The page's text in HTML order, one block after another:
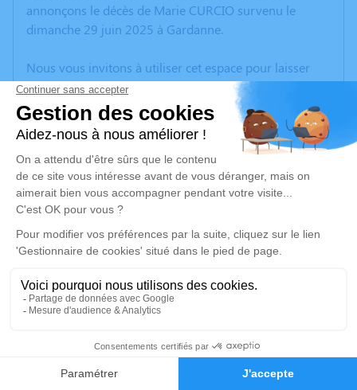
Faire-part Hommages
annonçons le décès de Marie CURCIO survenu le
dimanche 29 juin 2025 à Gardanne.
Nous vous invitons à utiliser cet espace pour laisser
vos condoléances, partager des photos souvenirs, une
anecdote ou exprimer vos pensées à travers des
poèmes ou des textes. Cet endroit est un lieu
d'expression dédié à honorer la mémoire de Marie
CURCIO.
Un service de plantation d’arbre hommage est
disponible ici.
Je rends hommage
Cérémonie religieuse
Église de Biver de Gardanne
188 Rue des Rosiers